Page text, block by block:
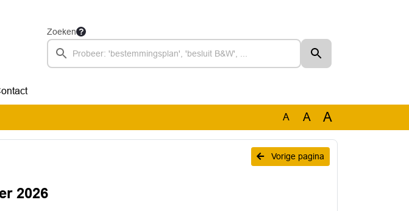
Zoeken
A A A
Vorige pagina
2026